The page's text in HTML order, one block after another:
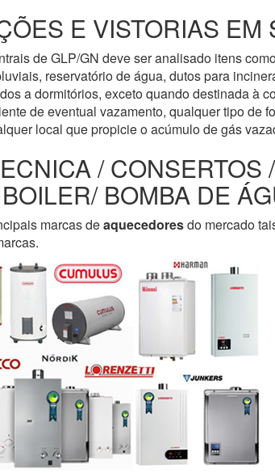
E VISTORIAS
de GLP/GN deve ser analisado itens
reservatório de água, dutos para
a dormitórios, exceto quando destinada à
de eventual vazamento, qualquer tipo de
local que propicie o acúmulo de gás
/
BOMBA DE
marcas deaquecedoresdo mercado